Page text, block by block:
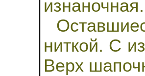
изнаночная.
ниткой. С
Верх